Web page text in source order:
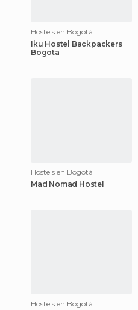
Hostels en Bogotá
Iku Hostel Backpackers
Bogota
Hostels en Bogotá
Mad Nomad Hostel
Hostels en Bogotá